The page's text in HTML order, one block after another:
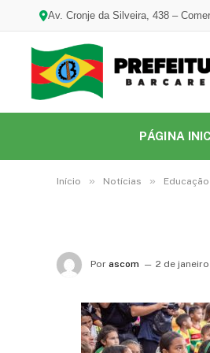
Av. Cronje da Silveira, 438 –
PÁGINA
Início » Notícias » Educação
Por ascom 2 de